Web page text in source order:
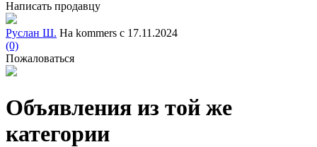
Написать продавцу
Руслан Ш. На kommers с 17.11.2024
(0)
Пожаловаться
Объявления из той же
категории